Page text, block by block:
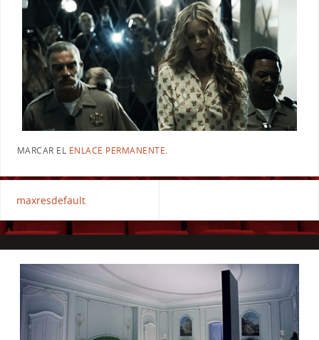
MARCAR EL ENLACE PERMANENTE.
maxresdefault